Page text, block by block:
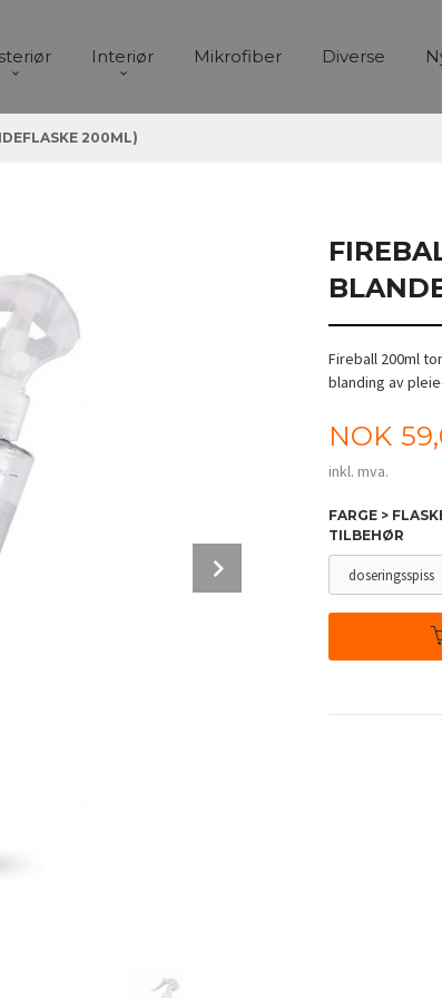
Interiør Mikrofiber Diverse
200ML)
Fireball 200ml
blanding av
Pris
NOK
inkl. mva.
FARGE >
TILBEHØR